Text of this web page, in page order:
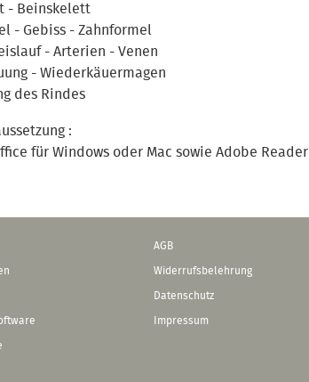
- Beinskelett
- Gebiss - Zahnformel
- Arterien - Venen
- Wiederkäuermagen
des Rindes
:
für Windows oder Mac sowie Adobe Reader
AGB
Widerrufsbelehrung
Datenschutz
Impressum